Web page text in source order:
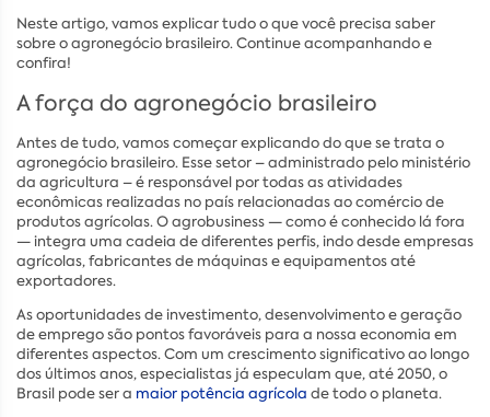
Neste artigo, vamos explicar tudo o que você precisa saber
sobre o agronegócio brasileiro. Continue acompanhando e
confira!
A força do agronegócio brasileiro
Antes de tudo, vamos começar explicando do que se trata o
agronegócio brasileiro. Esse setor – administrado pelo ministério
da agricultura – é responsável por todas as atividades
econômicas realizadas no país relacionadas ao comércio de
produtos agrícolas. O agrobusiness — como é conhecido lá fora
— integra uma cadeia de diferentes perfis, indo desde empresas
agrícolas, fabricantes de máquinas e equipamentos até
exportadores.
As oportunidades de investimento, desenvolvimento e geração
de emprego são pontos favoráveis para a nossa economia em
diferentes aspectos. Com um crescimento significativo ao longo
dos últimos anos, especialistas já especulam que, até 2050, o
Brasil pode ser a maior potência agrícola de todo o planeta.